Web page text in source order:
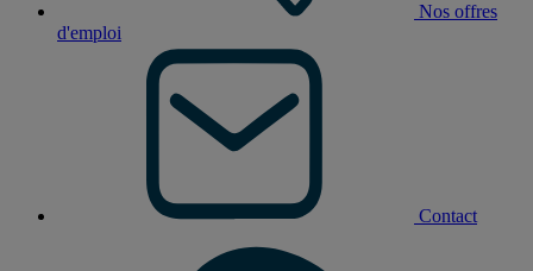
Nos offres
d'emploi
Contact